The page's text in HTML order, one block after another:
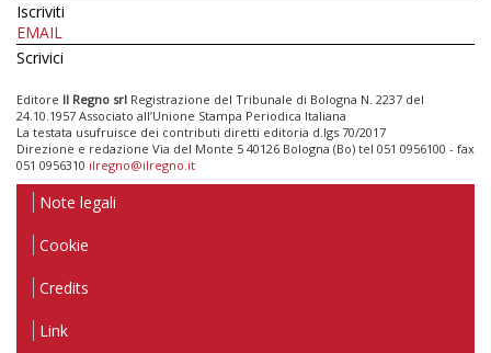
Iscriviti
EMAIL
Scrivici
Editore Il Regno srl Registrazione del Tribunale di Bologna N. 2237 del
24.10.1957 Associato all’Unione Stampa Periodica Italiana
La testata usufruisce dei contributi diretti editoria d.lgs 70/2017
Direzione e redazione Via del Monte 5 40126 Bologna (Bo) tel 051 0956100 - fax
051 0956310 ilregno@ilregno.it
Note legali
Cookie
Credits
Link